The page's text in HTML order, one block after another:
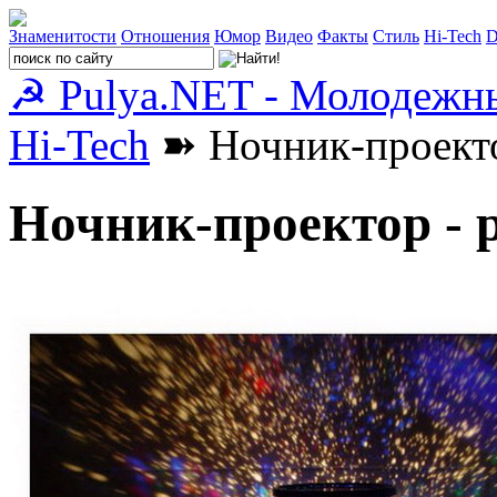
Знаменитости Отношения Юмор Видео Факты Стиль Hi-Tech
☭ Pulya.NET -
Hi-Tech ➽ Ночник-
Ночник-проектор -